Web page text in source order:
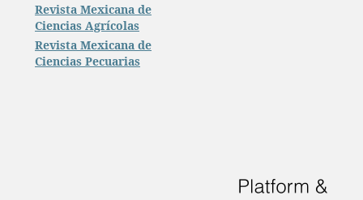
Revista Mexicana de
Ciencias Agrícolas
Revista Mexicana de
Ciencias Pecuarias